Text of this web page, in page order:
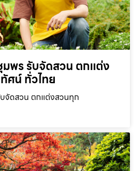
พร รับจัดสวน ตกแต่ง
ศน์ ทั่วไทย
จัดสวน ตกแต่งสวนทุก